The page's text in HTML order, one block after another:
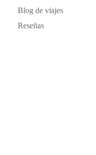
Blog de viajes
Reseñas